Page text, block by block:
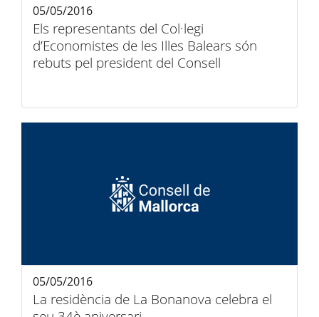
Els representants del Col·legi
d’Economistes de les Illes Balears són
rebuts pel president del Consell
05/05/2016
La residència de La Bonanova celebra el
05/05/2016